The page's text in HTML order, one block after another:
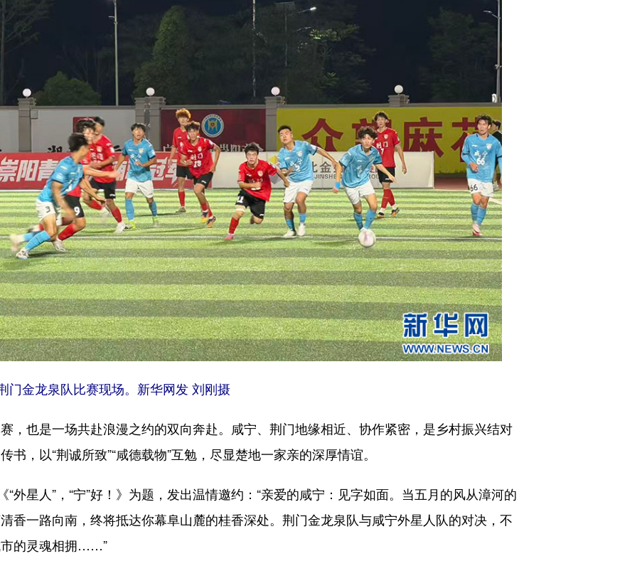
门金龙泉队比赛现场。新华网发 刘刚摄
也是一场共赴浪漫之约的双向奔赴。咸宁、荆门地缘相近、协作紧密，是乡村振兴结对
，以“荆诚所致”“咸德载物”互勉，尽显楚地一家亲的深厚情谊。
星人”，“宁”好！》为题，发出温情邀约：“亲爱的咸宁：见字如面。当五月的风从漳河的
香一路向南，终将抵达你幕阜山麓的桂香深处。荆门金龙泉队与咸宁外星人队的对决，不
市的灵魂相拥……”